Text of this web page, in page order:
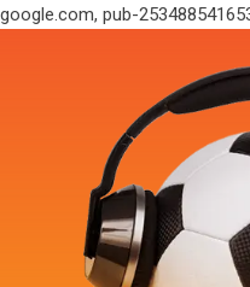
google.com, pub-